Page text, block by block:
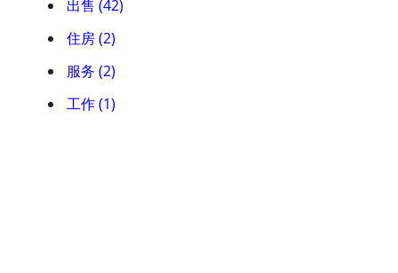
出售 (42)
住房 (2)
服务 (2)
工作 (1)